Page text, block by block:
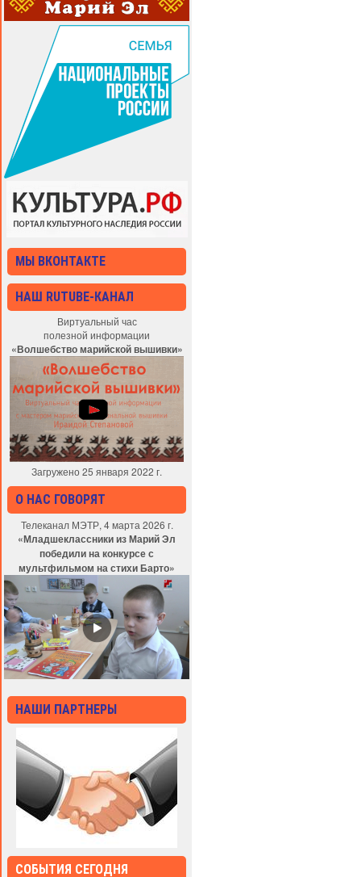
МЫ ВКОНТАКТЕ
НАШ RUTUBE-КАНАЛ
Виртуальный час
полезной информации
«Волшебство марийской вышивки»
Загружено 25 января 2022 г.
О НАС ГОВОРЯТ
Телеканал МЭТР, 4 марта 2026 г.
«Младшеклассники из Марий Эл
победили на конкурсе с
мультфильмом на стихи Барто»
НАШИ ПАРТНЕРЫ
СОБЫТИЯ СЕГОДНЯ